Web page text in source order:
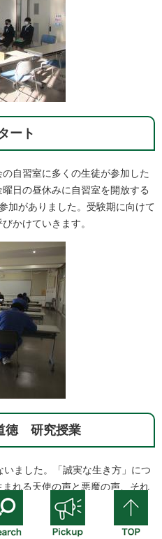
ート
自習室に多くの生徒が参加した
日の昼休みに自習室を開放する
加がありました。受験期に向けて
かけていきます。
徳 研究授業
ました。「誠実な生き方」につ
れる天使の声と悪魔の声、それ
ていくか、考えを深めることが